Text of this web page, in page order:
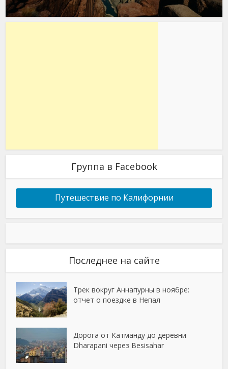
Группа в Facebook
Путешествие по Калифорнии
Последнее на сайте
Трек вокруг Аннапурны в ноябре:
отчет о поездке в Непал
Дорога от Катманду до деревни
Dharapani через Besisahar